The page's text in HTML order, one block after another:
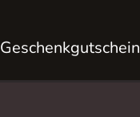
Geschenkgutschein